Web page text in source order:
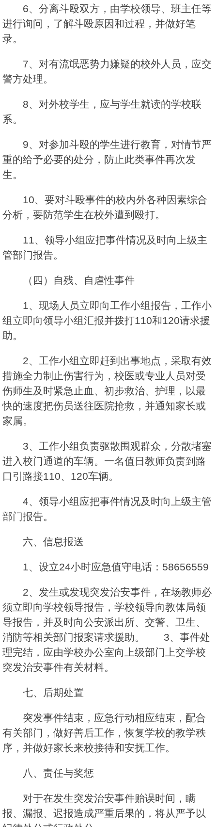
6、分离斗殴双方，由学校领导、班主任等
进行询问，了解斗殴原因和过程，并做好笔
录。
7、对有流氓恶势力嫌疑的校外人员，应交
警方处理。
8、对外校学生，应与学生就读的学校联
系。
9、对参加斗殴的学生进行教育，对情节严
重的给予必要的处分，防止此类事件再次发
生。
10、要对斗殴事件的校内外各种因素综合
分析，要防范学生在校外遭到殴打。
11、领导小组应把事件情况及时向上级主
管部门报告。
（四）自残、自虐性事件
1、现场人员立即向工作小组报告，工作小
组立即向领导小组汇报并拨打110和120请求援
助。
2、工作小组立即赶到出事地点，采取有效
措施全力制止伤害行为，校医或专业人员对受
伤师生及时紧急止血、初步救治、护理，以最
快的速度把伤员送往医院抢救，并通知家长或
家属。
3、工作小组负责驱散围观群众，分散堵塞
进入校门通道的车辆。一名值日教师负责到路
口引路接110、120车辆。
4、领导小组应把事件情况及时向上级主管
部门报告。
六、信息报送
1、设立24小时应急值守电话：58656559
2、发生或发现突发治安事件，在场教师必
须立即向学校领导报告，学校领导向教体局领
导报告，并及时向公安派出所、交警、卫生、
消防等相关部门报案请求援助。 3、事件处
理完结，应由学校办公室向上级部门上交学校
突发治安事件有关材料。
七、后期处置
突发事件结束，应急行动相应结束，配合
有关部门，做好善后工作，恢复学校的教学秩
序，并做好家长来校接待和安抚工作。
八、责任与奖惩
对于在发生突发治安事件贻误时间，瞒
报、漏报、迟报造成严重后果的，将从严予以